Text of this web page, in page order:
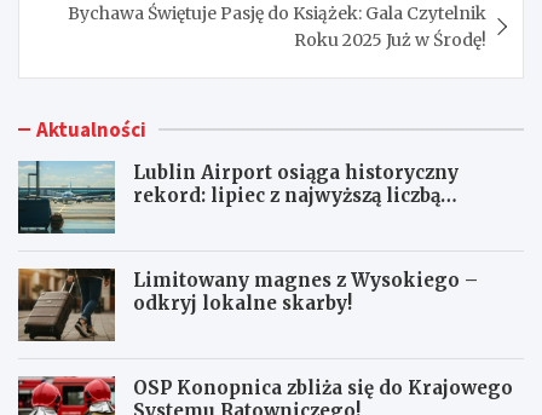
Bychawa Świętuje Pasję do Książek: Gala Czytelnik
Roku 2025 Już w Środę!
Aktualności
Lublin Airport osiąga historyczny
rekord: lipiec z najwyższą liczbą
Limitowany magnes z Wysokiego –
odkryj lokalne skarby!
OSP Konopnica zbliża się do Krajowego
Systemu Ratowniczego!